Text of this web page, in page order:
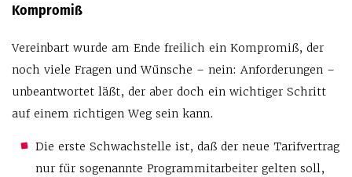
Kompromiß
Vereinbart wurde am Ende freilich ein Kompromiß, der
noch viele Fragen und Wünsche – nein: Anforderungen –
unbeantwortet läßt, der aber doch ein wichtiger Schritt
auf einem richtigen Weg sein kann.
Die erste Schwachstelle ist, daß der neue Tarifvertrag
nur für sogenannte Programmitarbeiter gelten soll,